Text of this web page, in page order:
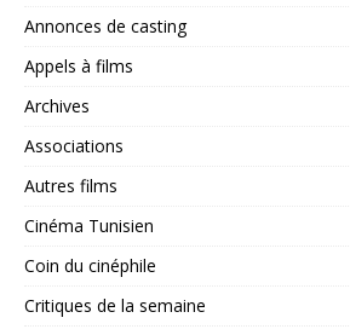
Annonces de casting
Appels à films
Archives
Associations
Autres films
Cinéma Tunisien
Coin du cinéphile
Critiques de la semaine